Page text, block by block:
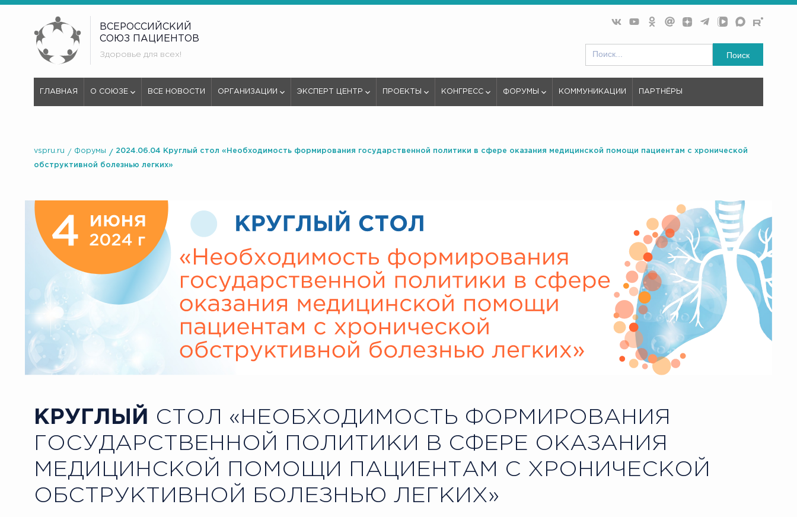
ВСЕРОССИЙСКИЙ
СОЮЗ ПАЦИЕНТОВ
Здоровье для всех! Поиск
ГЛАВНАЯ О СОЮЗЕ ВСЕ НОВОСТИ ОРГАНИЗАЦИИ ЭКСПЕРТ ЦЕНТР ПРОЕКТЫ КОНГРЕСС ФОРУМЫ КОММУНИКАЦИИ ПАРТНЁРЫ
vspru.ru Форумы 2024.06.04 Круглый стол «Необходимость формирования государственной политики в сфере оказания медицинской помощи пациентам с хронической
обструктивной болезнью легких»
КРУГЛЫЙ
СТОЛ «НЕОБХОДИМОСТЬ ФОРМИРОВАНИЯ
ГОСУДАРСТВЕННОЙ ПОЛИТИКИ В СФЕРЕ ОКАЗАНИЯ
МЕДИЦИНСКОЙ ПОМОЩИ ПАЦИЕНТАМ С ХРОНИЧЕСКОЙ
ОБСТРУКТИВНОЙ БОЛЕЗНЬЮ ЛЕГКИХ»